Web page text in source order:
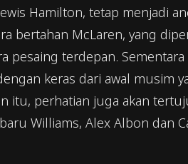
Hamilton, tetap menjadi
bertahan McLaren, yang
terdepan.
keras dari awal musim
itu, perhatian juga akan
Williams, Alex Albon dan